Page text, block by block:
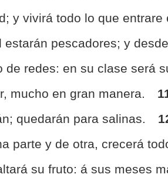
y vivirá todo lo que entrare
estarán pescadores; y
de redes: en su clase será
mucho en gran manera.
quedarán para salinas.
parte y de otra, crecerá
su fruto: á sus meses